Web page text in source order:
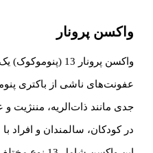
واکسن پرونار
واکسن پرونار 13
عفونت‌های ناشی از باکتری
جدی مانند ذات‌الریه،
در کودکان، سالمندان و افراد